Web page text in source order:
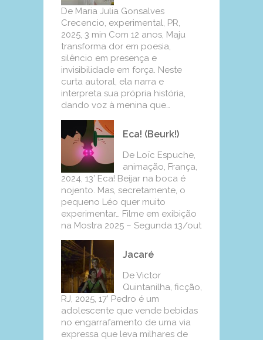
De Maria Julia Gonsalves
Crecencio, experimental, PR,
2025, 3 min Com 12 anos, Maju
transforma dor em poesia,
silêncio em presença e
invisibilidade em força. Neste
curta autoral, ela narra e
interpreta sua própria história,
dando voz à menina que…
Eca! (Beurk!)
De Loïc Espuche,
animação, França,
2024, 13’ Eca! Beijar na boca é
nojento. Mas, secretamente, o
pequeno Léo quer muito
experimentar… Filme em exibição
na Mostra 2025 – Segunda 13/out
Jacaré
De Victor
Quintanilha, ficção,
RJ, 2025, 17’ Pedro é um
adolescente que vende bebidas
no engarrafamento de uma via
expressa que leva milhares de